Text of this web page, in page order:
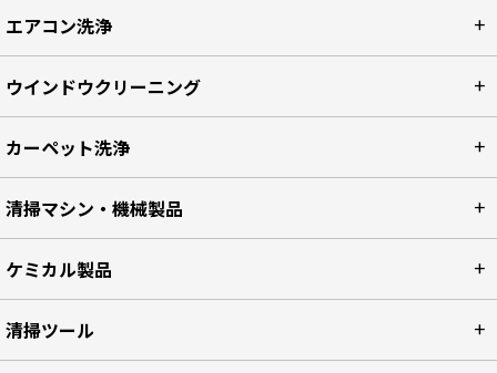
エアコン洗浄
ウインドウクリーニング
カーペット洗浄
清掃マシン・機械製品
ケミカル製品
清掃ツール